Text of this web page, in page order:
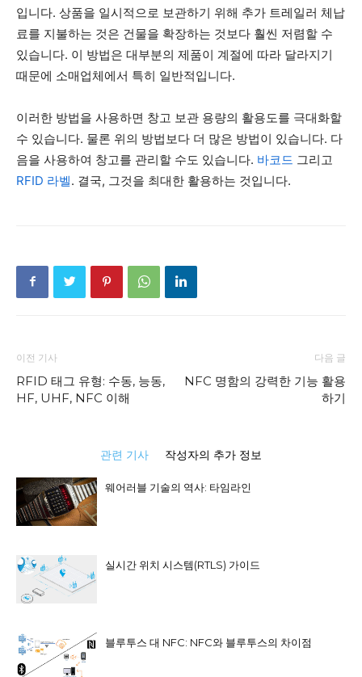
입니다. 상품을 일시적으로 보관하기 위해 추가 트레일러 체납
료를 지불하는 것은 건물을 확장하는 것보다 훨씬 저렴할 수
있습니다. 이 방법은 대부분의 제품이 계절에 따라 달라지기
때문에 소매업체에서 특히 일반적입니다.
이러한 방법을 사용하면 창고 보관 용량의 활용도를 극대화할
수 있습니다. 물론 위의 방법보다 더 많은 방법이 있습니다. 다
음을 사용하여 창고를 관리할 수도 있습니다. 바코드 그리고
RFID 라벨. 결국, 그것을 최대한 활용하는 것입니다.
이전 기사
RFID 태그 유형: 수동, 능동,
HF, UHF, NFC 이해
다음 글
NFC 명함의 강력한 기능 활용
하기
관련 기사 작성자의 추가 정보
웨어러블 기술의 역사: 타임라인
실시간 위치 시스템(RTLS) 가이드
블루투스 대 NFC: NFC와 블루투스의 차이점